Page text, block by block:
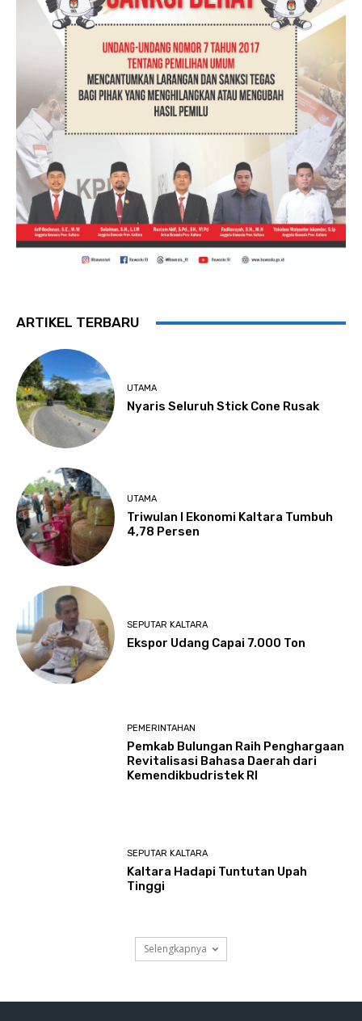
ARTIKEL TERBARU
UTAMA
Nyaris Seluruh Stick Cone Rusak
UTAMA
Triwulan I Ekonomi Kaltara Tumbuh
4,78 Persen
SEPUTAR KALTARA
Ekspor Udang Capai 7.000 Ton
PEMERINTAHAN
Pemkab Bulungan Raih Penghargaan
Revitalisasi Bahasa Daerah dari
Kemendikbudristek RI
SEPUTAR KALTARA
Kaltara Hadapi Tuntutan Upah
Tinggi
Selengkapnya